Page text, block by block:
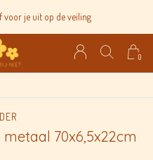
0
voor je uit op de veiling
70x6,5x22cm